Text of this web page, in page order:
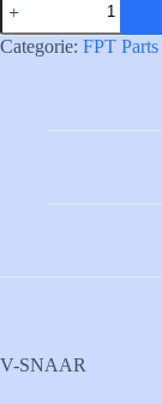
V-
BELT
aantal
Categorie: FPT Parts
V-SNAAR